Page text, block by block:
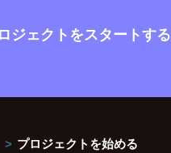
ジェクトをスタートする
プロジェクトを始める